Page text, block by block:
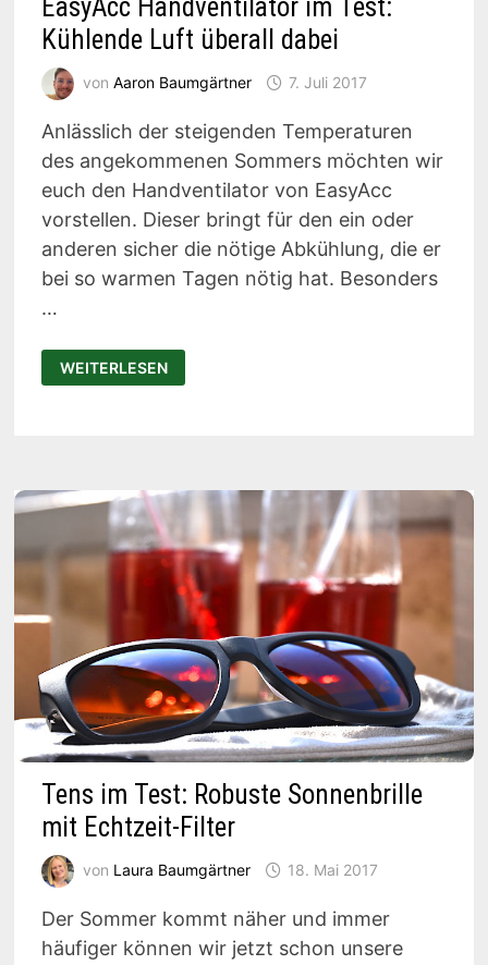
EasyAcc Handventilator im Test:
Kühlende Luft überall dabei
von Aaron Baumgärtner 7. Juli 2017
Anlässlich der steigenden Temperaturen
des angekommenen Sommers möchten wir
euch den Handventilator von EasyAcc
vorstellen. Dieser bringt für den ein oder
anderen sicher die nötige Abkühlung, die er
bei so warmen Tagen nötig hat. Besonders
…
EASYACC
HANDVENTILATOR
IM
WEITERLESEN
Tens im Test: Robuste Sonnenbrille
mit Echtzeit-Filter
von Laura Baumgärtner 18. Mai 2017
Der Sommer kommt näher und immer
häufiger können wir jetzt schon unsere